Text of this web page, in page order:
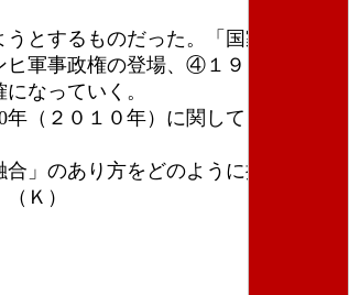
とするものだった。「国家追悼の
軍事政権の登場、④１９７０年代
なっていく。
（２０１０年）に関して「国家に
」のあり方をどのように批判して
Ｋ）